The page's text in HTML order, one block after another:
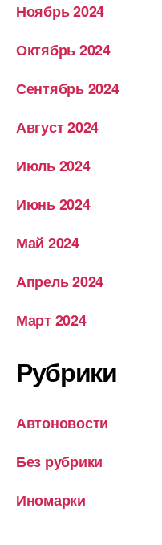
Ноябрь 2024
Октябрь 2024
Сентябрь 2024
Август 2024
Июль 2024
Июнь 2024
Май 2024
Апрель 2024
Март 2024
Рубрики
Автоновости
Без рубрики
Иномарки